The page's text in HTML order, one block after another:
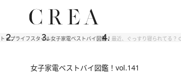
トップライフスタイル女子家電ベストバイ図鑑！ 最近、ぐっすり寝られてる？
女子家電ベストバイ図鑑！ vol.141